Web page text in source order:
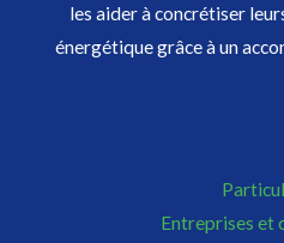
les aider à concrétiser
énergétique grâce à un
Entreprises et